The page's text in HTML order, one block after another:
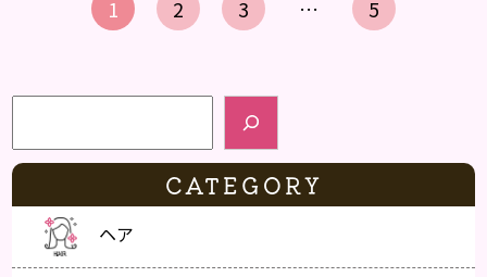
1 2 3 … 5
検索
CATEGORY
ヘア